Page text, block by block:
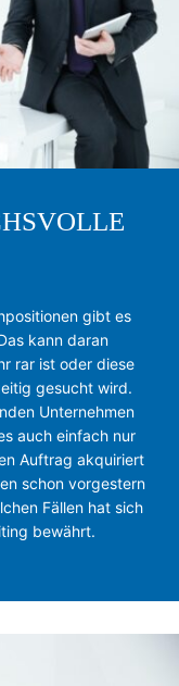
gibt es
kann daran
rar ist oder diese
gesucht wird.
Unternehmen
auch einfach nur
Auftrag akquiriert
schon vorgestern
Fällen hat sich
bewährt.